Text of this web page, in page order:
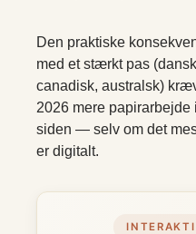
Den praktiske
med et stærkt pas
canadisk, australsk)
2026 mere papirarbejde
siden — selv om det
er digitalt.